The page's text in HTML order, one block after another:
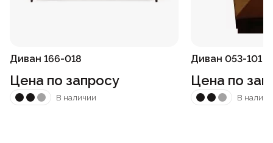
Диван 166-018
Цена по запросу
В наличии
Диван 053-101
Цена по
В